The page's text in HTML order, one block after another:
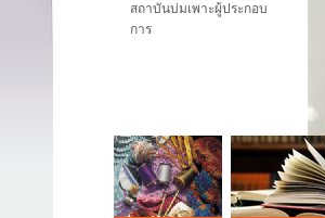
สถาบันบ่มเพาะผู้ประกอบ
การ